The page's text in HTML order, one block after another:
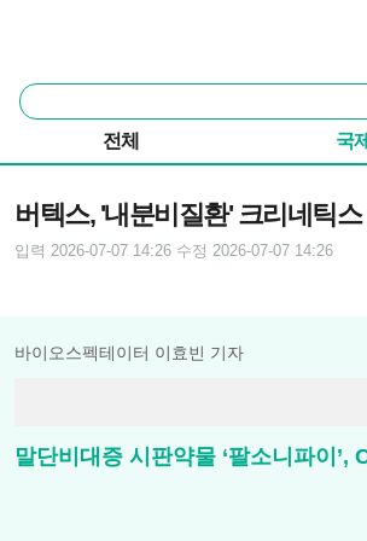
통
합
색
전체 국제
버텍스, '내분비질환' 크리네틱
입력 2026-07-07 14:26 수정 2026-07-07 14:26
바이오스펙테이터 이효빈 기자
말단비대증 시판약물 ‘팔소니파이’,